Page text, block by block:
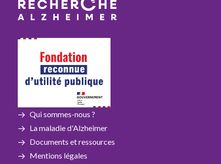
Qui sommes-nous ?
La maladie d'Alzheimer
Documents et ressources
Mentions légales